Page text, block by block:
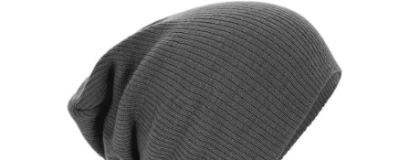
POTISK TEXTILU
VÝŠIVKA